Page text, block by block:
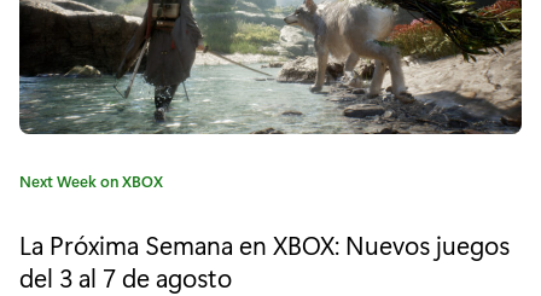
l
r
e
a
C
e
g
Next Week on XBOX
La Próxima Semana en XBOX: Nuevos juegos
del 3 al 7 de agosto